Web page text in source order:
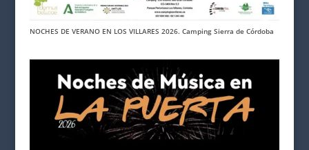
NOCHES DE VERANO EN LOS VILLARES 2026. Camping Sierra de Córdoba